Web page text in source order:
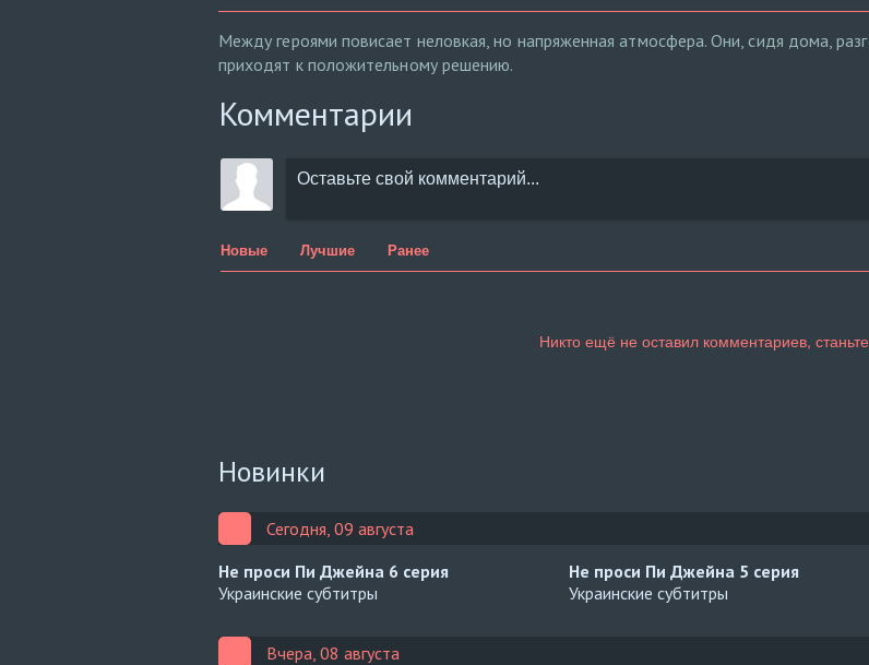
Между героями повисает неловкая, но напряженная атмосфера. Они, сидя дома,
приходят к положительному решению.
Комментарии
Новые Лучшие Ранее
Новинки
Сегодня, 09 августа
Не проси Пи Джейна 6 серия
Украинские субтитры
Не проси Пи Джейна 5 серия
Украинские субтитры
Вчера, 08 августа